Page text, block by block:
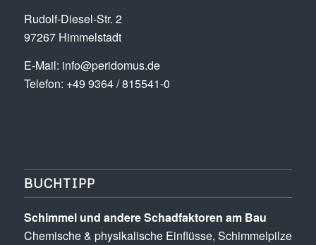
Rudolf-Diesel-Str. 2
97267 Himmelstadt
E-Mail: info@peridomus.de
Telefon: +49 9364 / 815541-0
BUCHTIPP
Schimmel und andere Schad­­faktoren am Bau
Chemische & physikalische Einflüsse, Schimmel­pilze